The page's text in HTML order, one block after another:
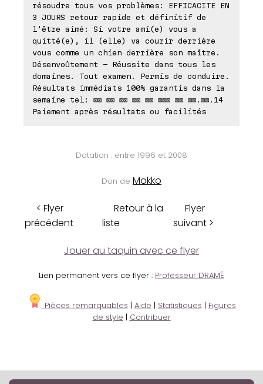
résoudre tous vos problèmes: EFFICACITE EN
3 JOURS retour rapide et définitif de
l'être aimé: Si votre ami(e) vous a
quitté(e), il (elle) va courir derrière
vous comme un chien derrière son maître.
Désenvoûtement - Réussite dans tous les
domaines. Tout examen. Permis de conduire.
Résultats immédiats 100% garantis dans la
semaine tel: ⊠⊠ ⊠⊠ ⊠⊠ ⊠⊠ ⊠⊠ ⊠⊠⊠ ⊠⊠ ⊠⊠.⊠⊠.14
Paiement après résultats ou facilités
Datation : entre 1996 et 2008
Don de Mokko
< Flyer
précédent
Retour à la
liste
Flyer
suivant >
Jouer au taquin avec ce flyer
Lien permanent vers ce flyer : Professeur DRAMÉ
Pièces remarquables | Aide | Statistiques | Figures
de style | Contribuer